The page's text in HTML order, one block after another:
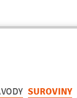
SUROVINY